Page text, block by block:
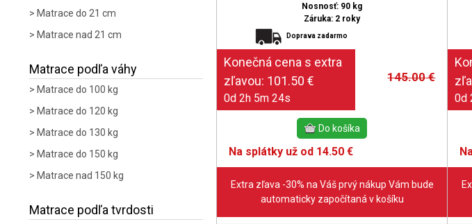
Matrace do 21 cm
Matrace nad 21 cm
Matrace podľa váhy
Matrace do 100 kg
Matrace do 120 kg
Matrace do 130 kg
Matrace do 150 kg
Matrace nad 150 kg
Matrace podľa tvrdosti
Nosnosť: 90 kg
Záruka: 2 roky
Doprava zadarmo
145.00€
0d 2h 5m 23s
Na splátky už od 14.50 €
Extra zľava -30% na Váš prvý nákup Vám bude
automaticky započítaná v košíku
0d